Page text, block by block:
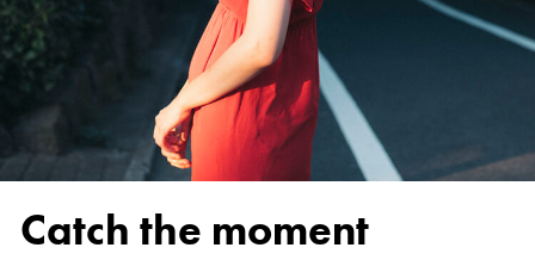
Catch the moment